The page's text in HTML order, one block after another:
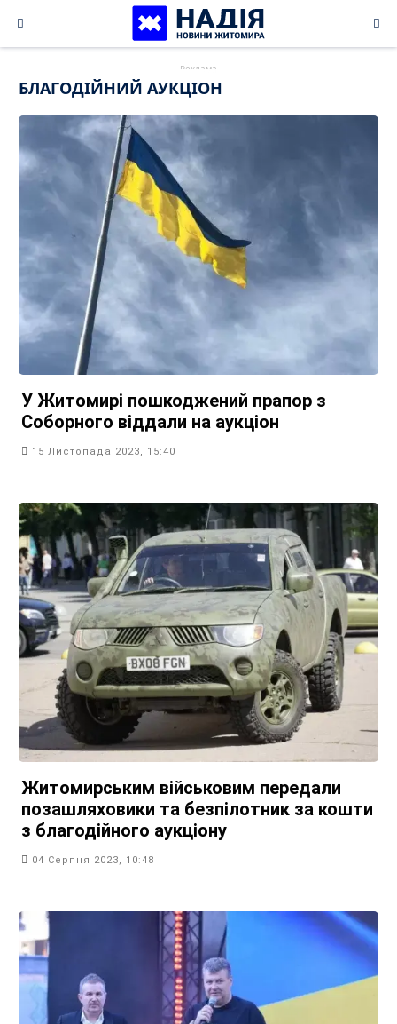
content
БЛАГОДІЙНИЙ АУКЦІОН
У Житомирі пошкоджений прапор з
Соборного віддали на аукціон
15 Листопада 2023, 15:40
Житомирським військовим передали
позашляховики та безпілотник за кошти
з благодійного аукціону
04 Серпня 2023, 10:48